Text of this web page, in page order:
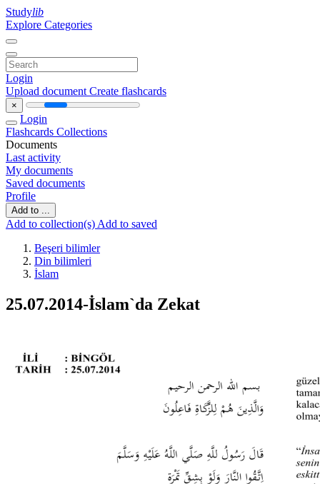
Studylib
Explore Categories
Login
Upload document Create flashcards
×
Login
Flashcards Collections
Documents
Last activity
My documents
Saved documents
Profile
Add to ...
Add to collection(s) Add to saved
Beşeri bilimler
Din bilimleri
İslam
25.07.2014-İslam`da Zekat